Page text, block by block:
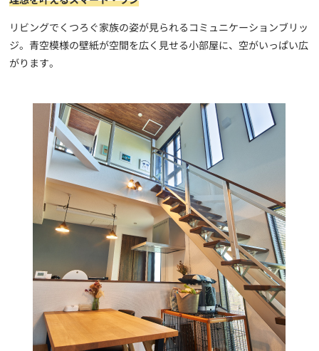
リビングでくつろぐ家族の姿が見られるコミュニケーションブリッ
ジ。青空模様の壁紙が空間を広く見せる小部屋に、空がいっぱい広
がります。